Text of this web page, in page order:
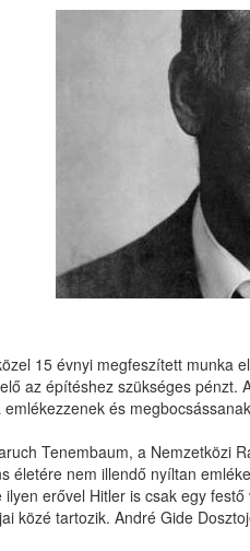
15 évnyi megfeszített munka
az építéshez szükséges
és
Tenembaum, a Nemzetközi
életére nem illendő nyíltan
erővel Hitler is csak egy
közé tartozik. André Gide